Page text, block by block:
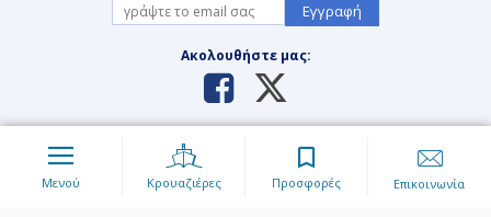
Εγγραφή
Ακολουθήστε μας:
Απαγορεύεται η αναπαραγωγή του περιεχομένου της
ιστοσελίδας με οιανδήποτε τρόπο και μέσο. Για περισσότερες
πληροφορίες διαβάστε τους
Όρους Χρήσης της ιστοσελίδας.
Μενού Κρουαζιέρες Προσφορές Επικοινωνία